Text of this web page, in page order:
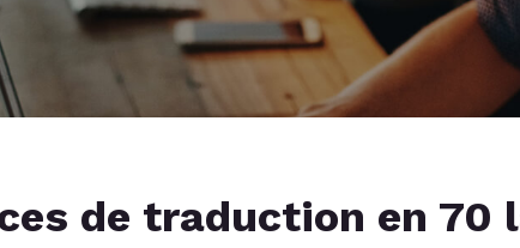
de traduction en 70